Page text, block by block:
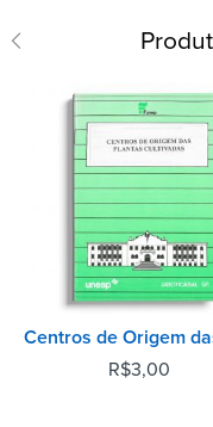
R$3,00